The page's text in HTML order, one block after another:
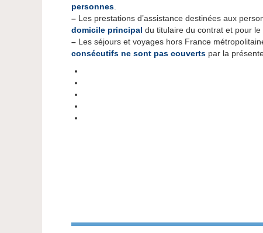
personnes
– Les prestations d’assistance destinées aux
domicile principal du titulaire du contrat et pour le
– Les séjours et voyages hors France
consécutifs ne sont pas couverts par la